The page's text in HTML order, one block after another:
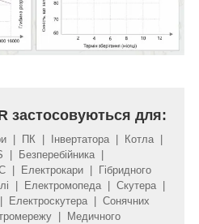
застосовуються для:
| ПК | Інвертатора | Котла |
Безперебійника |
| Електрокари | Гібридного
| Електромопеда | Скутера |
Електроскутера | Сонячних
| Медичного